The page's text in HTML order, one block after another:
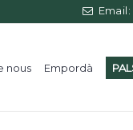
nous Empordà